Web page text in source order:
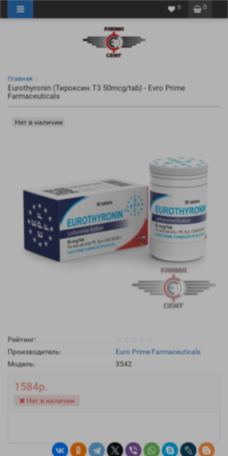
0
0
Главная
Eurothyronin (Тироксин Т3 50mcg/tab) - Evro Prime
Farmaceuticals
Нет в наличии
Рейтинг:
Производитель:
Euro Prime Farmaceuticals
Модель:
3542
1584р.
Нет в наличии